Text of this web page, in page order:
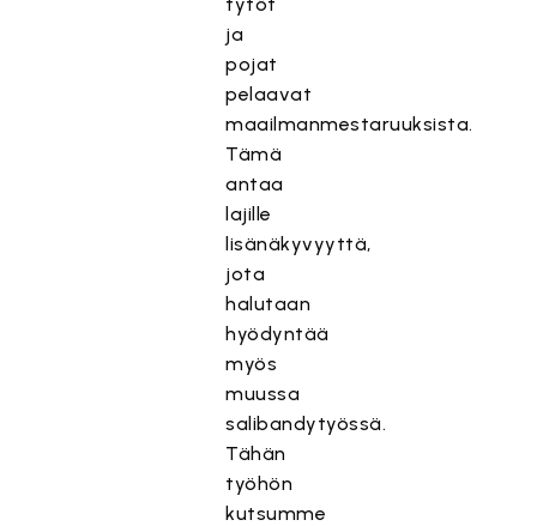
ja
pojat
pelaavat
maailmanmestaruuksista.
Tämä
antaa
lajille
lisänäkyvyyttä,
jota
halutaan
hyödyntää
myös
muussa
salibandytyössä.
Tähän
työhön
kutsumme